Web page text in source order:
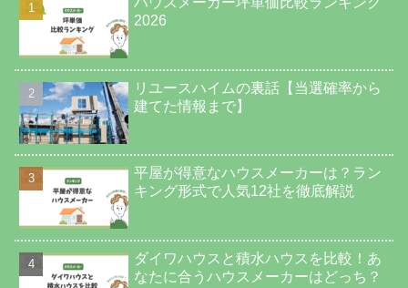
2026
リユースハイムの裏話【当選確率から
建てた情報まで】
平屋が得意なハウスメーカーは？ラン
キング形式で人気12社を徹底解説
ダイワハウスと積水ハウスを比較！あ
なたに合うハウスメーカーはどっち？